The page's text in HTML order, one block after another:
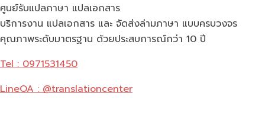
ศูนย์รับแปลภาษา แปลเอกสาร
บริการงาน แปลเอกสาร และ จัดส่งล่ามภาษา แบบครบวงจร
คุณภาพระดับมาตรฐาน ด้วยประสบการณ์กว่า 10 ปี
Tel : 0971531450
LineOA : @translationcenter